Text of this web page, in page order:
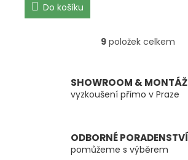
Do košíku
O
á
d
p
r
9položek celkem
SHOWROOM & MONTÁŽ
vyzkoušení přímo v Praze
ODBORNÉ PORADENSTVÍ
pomůžeme s výběrem